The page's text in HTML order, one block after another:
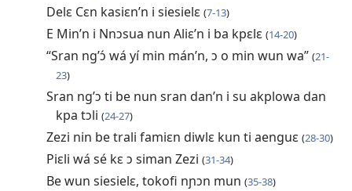
Delɛ Cɛn kasiɛn’n i siesielɛ (7-13)
E Min’n i Nnɔsua nun Aliɛ’n i ba kpɛlɛ (14-20)
“Sran ng’ɔ́ wá yí min mán’n, ɔ o min wun wa” (21-
23)
Sran ng’ɔ ti be nun sran dan’n i su akplowa dan
kpa tɔli (24-27)
Zezi nin be trali famiɛn diwlɛ kun ti aenguɛ (28-30)
Piɛli wá sé kɛ ɔ siman Zezi (31-34)
Be wun siesielɛ, tokofi nɲɔn mun (35-38)